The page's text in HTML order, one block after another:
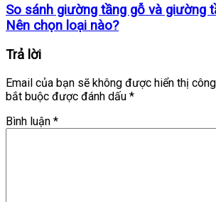
So sánh giường tầng gỗ và giường
Nên chọn loại nào?
Trả lời
Email của bạn sẽ không được hiển thị
bắt buộc được đánh dấu *
Bình luận *